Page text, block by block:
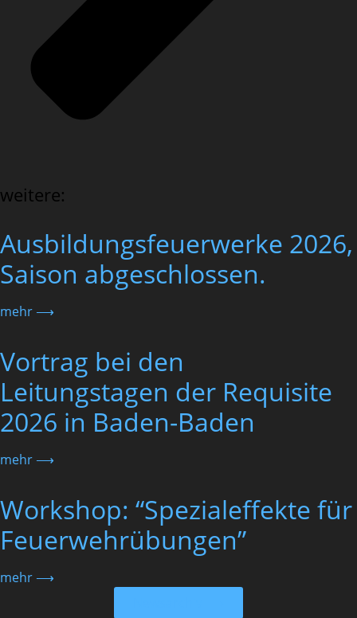
weitere:
Ausbildungsfeuerwerke 2026,
Saison abgeschlossen.
mehr ⟶
Vortrag bei den
Leitungstagen der Requisite
2026 in Baden-Baden
mehr ⟶
Workshop: “Spezialeffekte für
Feuerwehrübungen”
mehr ⟶